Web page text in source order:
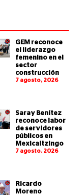
GEM reconoce
el liderazgo
femenino en el
sector
construcción
7 agosto, 2026
Saray Benítez
reconoce labor
de servidores
públicos en
Mexicaltzingo
7 agosto, 2026
Ricardo
Moreno